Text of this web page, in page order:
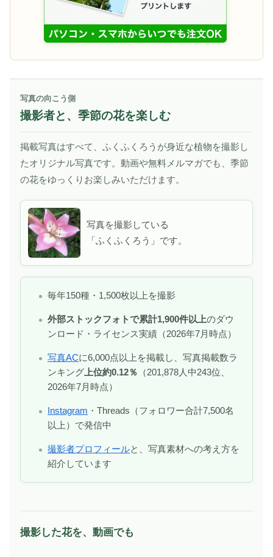
写真の向こう側
撮影者と、季節の花を楽しむ
掲載写真はすべて、ふくふくろうが身近な植物を撮影し
たオリジナル写真です。動画や無料メルマガでも、季節
の花をゆっくりお楽しみいただけます。
写真を撮影している
「ふくふくろう」です。
毎年150種・1,500枚以上を撮影
外部ストックフォトで累計1,900件以上のダウ
ンロード・ライセンス実績（2026年7月時点）
写真ACに6,000点以上を掲載し、写真掲載数ラ
ンキング 上位約0.12％ （201,878人中243位、
2026年7月時点）
Instagram ・Threads（フォロワー合計7,500名
以上）で発信中
撮影者プロフィールと、写真素材への考え方を
紹介しています
撮影した花を、動画でも